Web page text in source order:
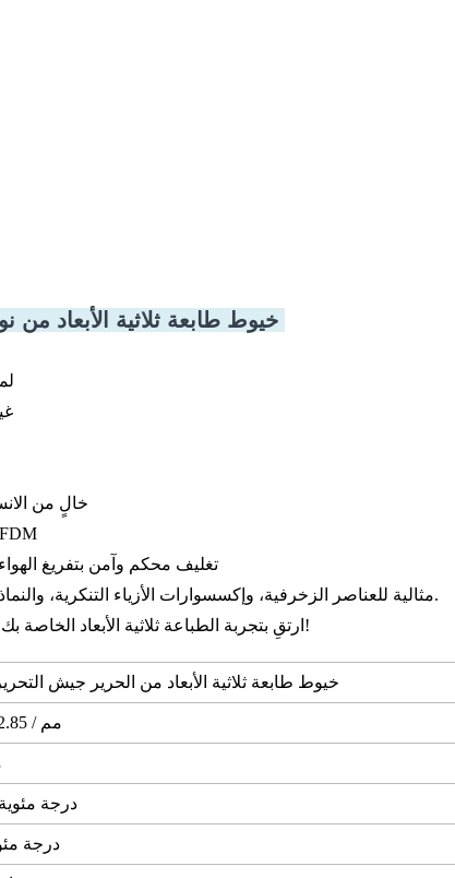
·
· خالٍ من
توافق واسع، يناسب 99% من طابعات FDM
تغليف محكم وآمن بتفريغ
مثالية للعناصر الزخرفية، وإكسسوارات الأزياء التنكرية، والنماذج الأولية، والهدايا، والمشاريع التعليمية.
ارتقِ بتجربة الطباعة ثلاثية الأبعاد الخاصة بك مع الموثوقية والأسلوب النابض بالحياة!
خيوط طابعة ثلاثية الأبعاد من الحرير جيش
1.75 مم / 2.85 مم
190-230 درجة مئوية
45-60 درجة